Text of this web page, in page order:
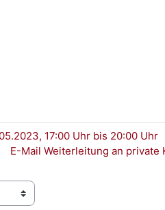
17:00 Uhr bis 20:00 Uhr
E-Mail Weiterleitung an